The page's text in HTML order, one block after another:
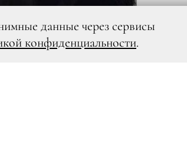
данные через сервисы
конфиденциальности.